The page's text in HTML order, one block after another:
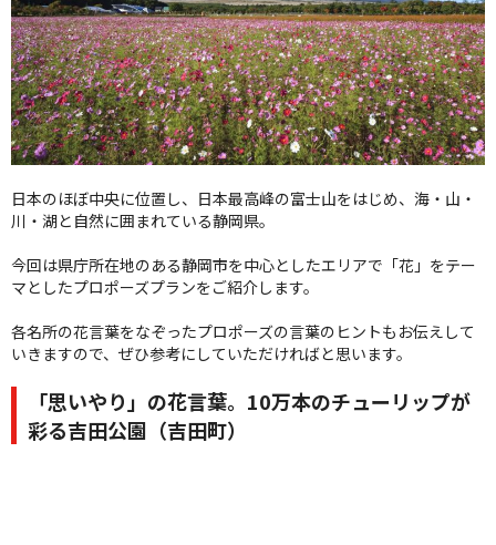
フェア・ニュース
ブログ・お客様の声
カタログ請求
06-7777-7370
お問い合わせ|プライバシーポリシー
日本のほぼ中央に位置し、日本最高峰の富士山をはじめ、海・山・
川・湖と自然に囲まれている静岡県。
今回は県庁所在地のある静岡市を中心としたエリアで「花」をテー
マとしたプロポーズプランをご紹介します。
各名所の花言葉をなぞったプロポーズの言葉のヒントもお伝えして
いきますので、ぜひ参考にしていただければと思います。
「思いやり」の花言葉。10万本のチューリップが
彩る吉田公園（吉田町）